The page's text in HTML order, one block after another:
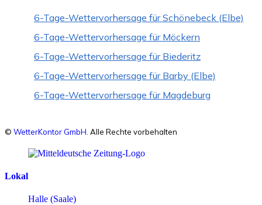
6-Tage-Wettervorhersage für Schönebeck (Elbe)
6-Tage-Wettervorhersage für Möckern
6-Tage-Wettervorhersage für Biederitz
6-Tage-Wettervorhersage für Barby (Elbe)
6-Tage-Wettervorhersage für Magdeburg
© WetterKontor GmbH . Alle Rechte vorbehalten
Lokal
Halle (Saale)